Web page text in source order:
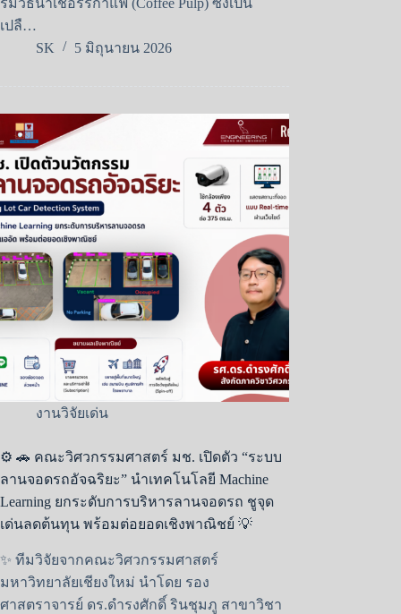
เปลื…
SK
5 มิถุนายน 2026
งานวิจัยเด่น
⚙️ 🚗 คณะวิศวกรรมศาสตร์ มช. เปิดตัว “ระบบ
ลานจอดรถอัจฉริยะ” นำเทคโนโลยี Machine
Learning ยกระดับการบริหารลานจอดรถ ชูจุด
เด่นลดต้นทุน พร้อมต่อยอดเชิงพาณิชย์ 💡
✨ ทีมวิจัยจากคณะวิศวกรรมศาสตร์
มหาวิทยาลัยเชียงใหม่ นำโดย รอง
ศาสตราจารย์ ดร.ดำรงศักดิ์ รินชุมภู สาขาวิชา